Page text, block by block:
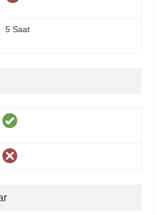
5 Saat